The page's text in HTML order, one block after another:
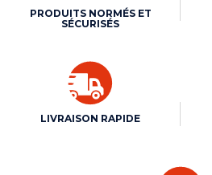
PRODUITS NORMÉS ET
SÉCURISÉS
LIVRAISON RAPIDE